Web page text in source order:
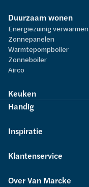
Duurzaam wonen
Energiezuinig verwarmen
Zonnepanelen
Warmtepompboiler
Zonneboiler
Airco
Keuken
Handig
Inspiratie
Klantenservice
Over Van Marcke